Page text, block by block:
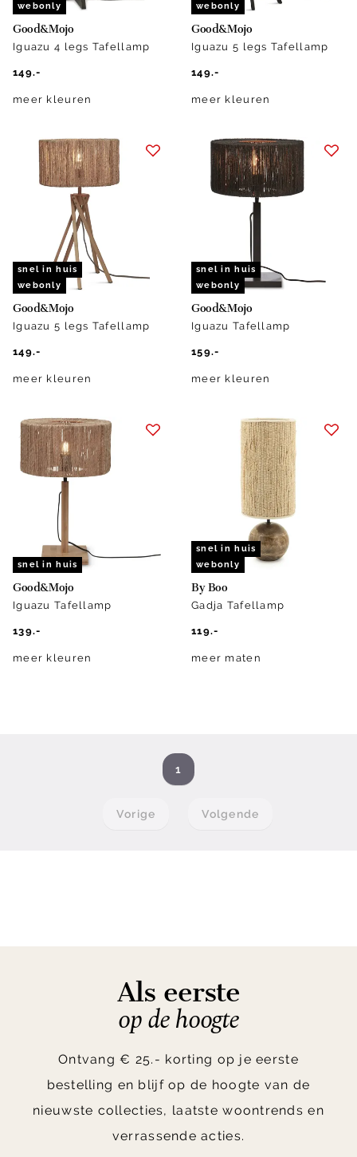
webonly
Good&Mojo
Iguazu 4 legs Tafellamp
149.-
meer kleuren
webonly
Good&Mojo
Iguazu 5 legs Tafellamp
149.-
meer kleuren
snel in huis
webonly
Good&Mojo
Iguazu 5 legs Tafellamp
149.-
meer kleuren
snel in huis
webonly
Good&Mojo
Iguazu Tafellamp
159.-
meer kleuren
snel in huis
Good&Mojo
Iguazu Tafellamp
139.-
meer kleuren
snel in huis
webonly
By Boo
Gadja Tafellamp
119.-
meer maten
Vorige
1
Volgende
Als eerste
op de hoogte
Ontvang € 25.- korting op je eerste
bestelling en blijf op de hoogte van de
nieuwste collecties, laatste woontrends en
verrassende acties.